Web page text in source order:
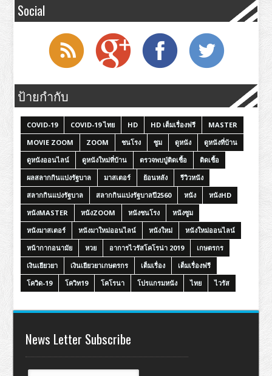
Social
ป้ายกำกับ
COVID-19 COVID-19 ไทย HD HD เต็มเรื่องฟรี
MASTER
MOVIE ZOOM
ZOOM ชนโรง ซูม ดูหนัง
ดูหนังที่บ้าน
ดูหนังออนไลน์
ดูหนังใหม่ที่บ้าน ตรวจพบปู่ติดเชื้อ
ติดเชื้อ
ผลสลากกินแบ่งรัฐบาล
มาสเตอร์ ย้อนหลัง
รีวิวหนัง
สลากกินแบ่งรัฐบาล
สลากกินแบ่งรัฐบาลปี2560 หนัง
หนังHD
หนังMASTER
หนังZOOM หนังชนโรง
หนังซูม
หนังมาสเตอร์
หนังมาใหม่ออนไลน์ หนังใหม่
หนังใหม่ออนไลน์
หน้ากากอนามัย
หวย อาการไวรัสโคโรน่า 2019
เกษตรกร
เงินเยียวยา
เงินเยียวยาเกษตรกร เต็มเรื่อง
เต็มเรื่องฟรี
โควิด-19
โควิท19 โคโรนา โปรแกรมหนัง ไทย ไวรัส
News Letter Subscribe